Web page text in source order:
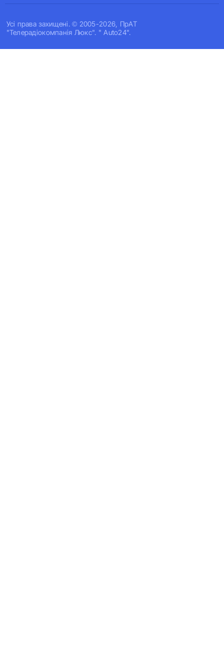
Усi права захищенi. © 2005-2026, ПрАТ
"Телерадіокомпанія Люкс". " Auto24".